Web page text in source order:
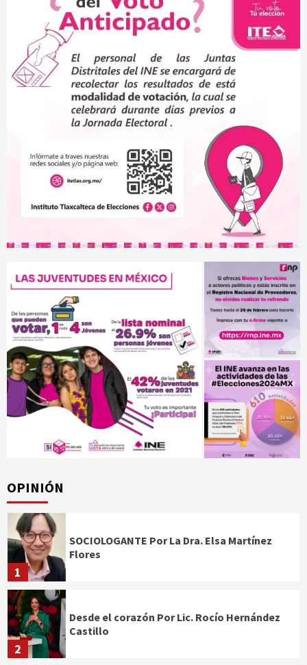
OPINIÓN
1
SOCIOLOGANTE Por La Dra. Elsa Martínez
Flores
2
Desde el corazón Por Lic. Rocío Hernández
Castillo